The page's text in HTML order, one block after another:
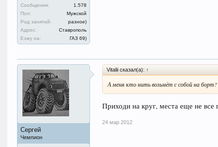
Сообщения:
1.578
Пол:
Мужской
Род занятий:
разное)
Адрес:
Ставрополь
Езжу на:
ГАЗ 69)
Сергей
Чемпион
Vitalii сказал(а): ↑
А меня кто нить возьмёт с собой на борт?
Приходи на круг, места еще не
24 мар 2012